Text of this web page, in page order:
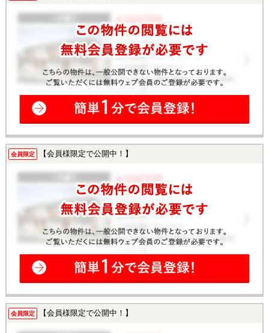
会員限定 【会員様限定で公開中！】
会員限定 【会員様限定で公開中！】